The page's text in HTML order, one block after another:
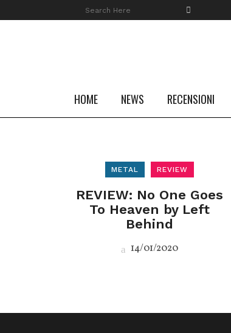
HOME NEWS RECENSIONI
METAL REVIEW
REVIEW: No One Goes
To Heaven by Left
Behind
14/01/2020